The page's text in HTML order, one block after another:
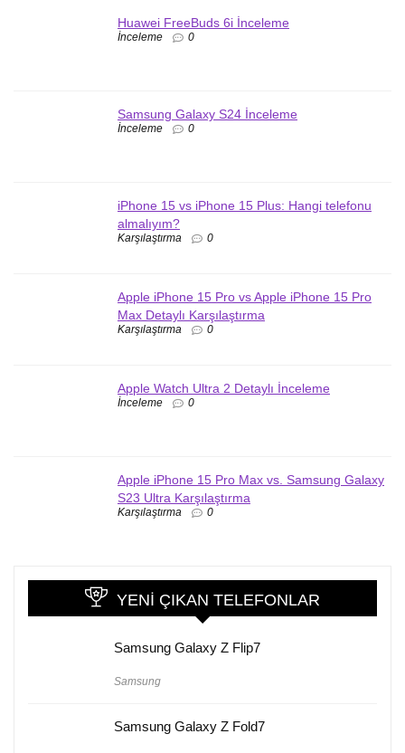
Huawei FreeBuds 6i İnceleme
İnceleme 0
Samsung Galaxy S24 İnceleme
İnceleme 0
iPhone 15 vs iPhone 15 Plus: Hangi telefonu
almalıyım?
Karşılaştırma 0
Apple iPhone 15 Pro vs Apple iPhone 15 Pro
Max Detaylı Karşılaştırma
Karşılaştırma 0
Apple Watch Ultra 2 Detaylı İnceleme
İnceleme 0
Apple iPhone 15 Pro Max vs. Samsung Galaxy
S23 Ultra Karşılaştırma
Karşılaştırma 0
YENI ÇIKAN TELEFONLAR
Samsung Galaxy Z Flip7
Samsung
Samsung Galaxy Z Fold7